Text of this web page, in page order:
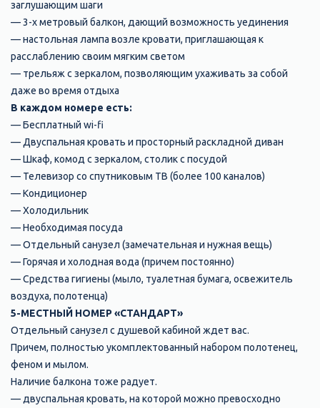
заглушающим шаги
— 3-х метровый балкон, дающий возможность уединения
— настольная лампа возле кровати, приглашающая к
расслаблению своим мягким светом
— трельяж с зеркалом, позволяющим ухаживать за собой
даже во время отдыха
В каждом номере есть:
— Бесплатный wi-fi
— Двуспальная кровать и просторный раскладной диван
— Шкаф, комод с зеркалом, столик с посудой
— Телевизор со спутниковым ТВ (более 100 каналов)
— Кондиционер
— Холодильник
— Необходимая посуда
— Отдельный санузел (замечательная и нужная вещь)
— Горячая и холодная вода (причем постоянно)
— Средства гигиены (мыло, туалетная бумага, освежитель
воздуха, полотенца)
5-МЕСТНЫЙ НОМЕР «СТАНДАРТ»
Отдельный санузел с душевой кабиной ждет вас.
Причем, полностью укомплектованный набором полотенец,
феном и мылом.
Наличие балкона тоже радует.
— двуспальная кровать, на которой можно превосходно